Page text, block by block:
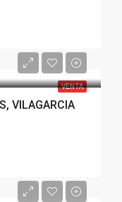
VENTA
VILAGARCIA